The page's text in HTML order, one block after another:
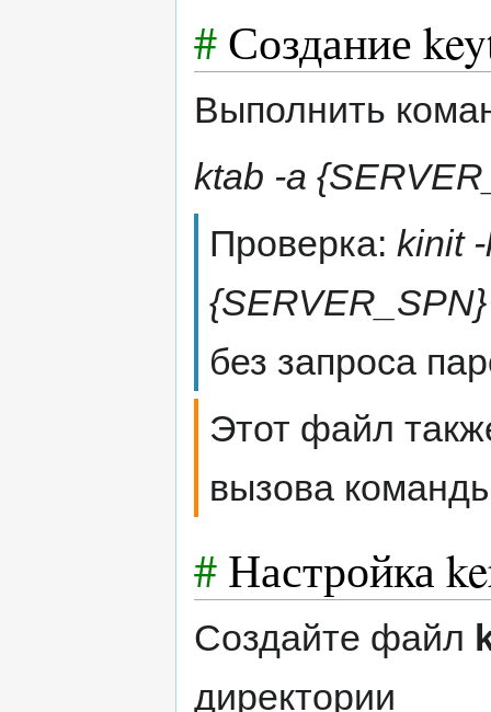
#Создание
Выполнить
ktab -a
Проверка: kinit
{SERVER_SPN}
без запроса
Этот файл
вызова
#Настройка
Создайте файл
директории